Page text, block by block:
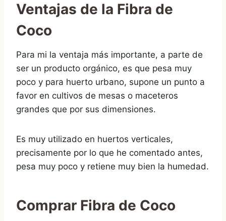
Ventajas de la Fibra de
Coco
Para mi la ventaja más importante, a parte de
ser un producto orgánico, es que pesa muy
poco y para huerto urbano, supone un punto a
favor en cultivos de mesas o maceteros
grandes que por sus dimensiones.
Es muy utilizado en huertos verticales,
precisamente por lo que he comentado antes,
pesa muy poco y retiene muy bien la humedad.
Comprar Fibra de Coco